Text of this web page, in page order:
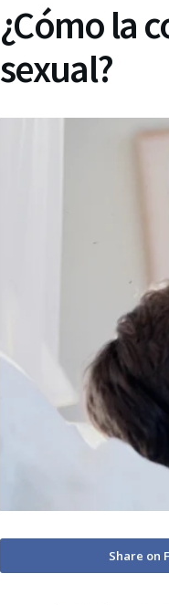
¿Cómo la
sexual?
Share on